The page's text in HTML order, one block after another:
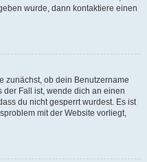
wurde, dann kontaktiere einen
zunächst, ob dein Benutzername
Fall ist, wende dich an einen
du nicht gesperrt wurdest. Es ist
mit der Website vorliegt,